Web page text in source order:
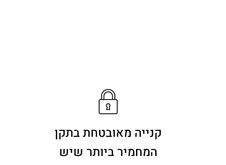
קנייה מאובטחת בתקן
המחמיר ביותר שיש